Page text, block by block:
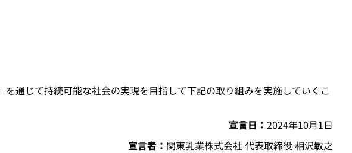
通じて持続可能な社会の実現を目指して下記の取り組みを実施していくこ
宣言日： 2024年10月1日
宣言者： 関東乳業株式会社 代表取締役 相沢敏之